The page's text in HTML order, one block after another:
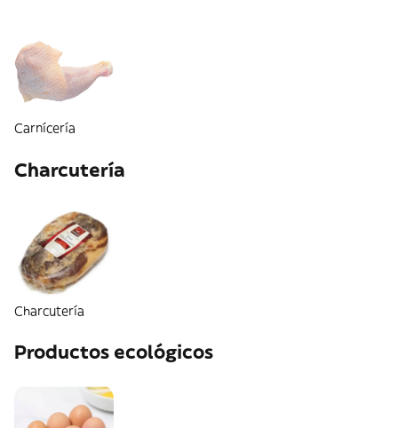
Carnícería
Charcutería
Charcutería
Productos ecológicos